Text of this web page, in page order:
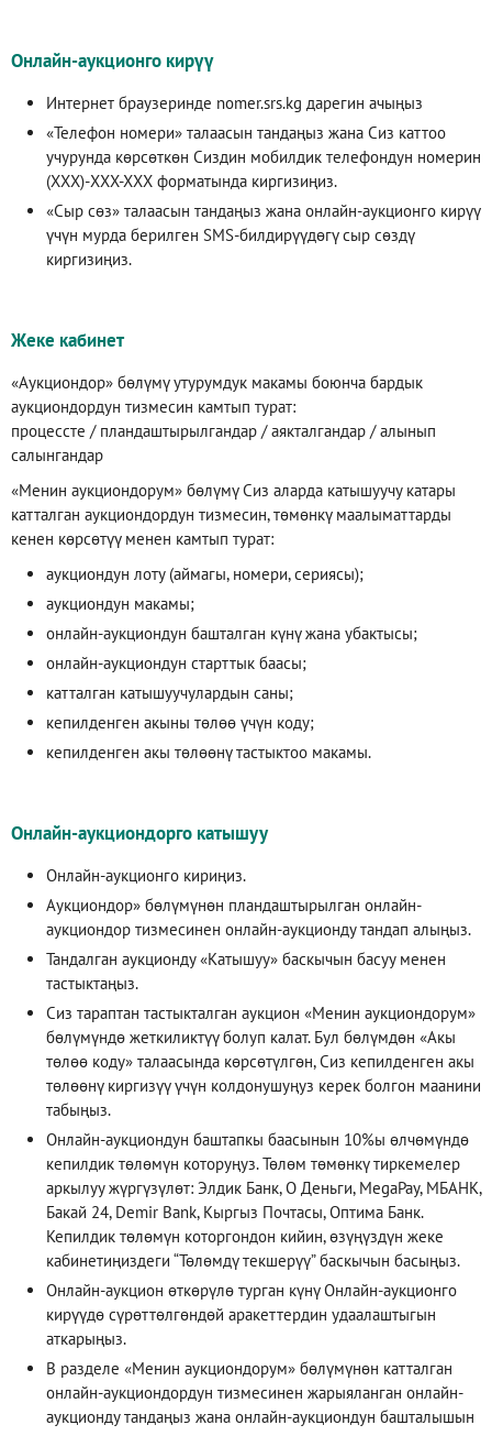
Онлайн-аукционго кирүү
Интернет браузеринде nomer.srs.kg дарегин ачыңыз
«Телефон номери» талаасын тандаңыз жана Сиз каттоо
учурунда көрсөткөн Сиздин мобилдик телефондун номерин
(XXX)-XXX-XXX форматында киргизиңиз.
«Сыр сөз» талаасын тандаңыз жана онлайн-аукционго кирүү
үчүн мурда берилген SMS-билдирүүдөгү сыр сөздү
киргизиңиз.
Жеке кабинет
«Аукциондор» бөлүмү утурумдук макамы боюнча бардык
аукциондордун тизмесин камтып турат:
процессте / пландаштырылгандар / аякталгандар / алынып
салынгандар
«Менин аукциондорум» бөлүмү Сиз аларда катышуучу катары
катталган аукциондордун тизмесин, төмөнкү маалыматтарды
кенен көрсөтүү менен камтып турат:
аукциондун лоту (аймагы, номери, сериясы);
аукциондун макамы;
онлайн-аукциондун башталган күнү жана убактысы;
онлайн-аукциондун старттык баасы;
катталган катышуучулардын саны;
кепилденген акыны төлөө үчүн коду;
кепилденген акы төлөөнү тастыктоо макамы.
Онлайн-аукциондорго катышуу
Онлайн-аукционго кириңиз.
Аукциондор» бөлүмүнөн пландаштырылган онлайн-
аукциондор тизмесинен онлайн-аукционду тандап алыңыз.
Тандалган аукционду «Катышуу» баскычын басуу менен
тастыктаңыз.
Сиз тараптан тастыкталган аукцион «Менин аукциондорум»
бөлүмүндө жеткиликтүү болуп калат. Бул бөлүмдөн «Акы
төлөө коду» талаасында көрсөтүлгөн, Сиз кепилденген акы
төлөөнү киргизүү үчүн колдонушуңуз керек болгон маанини
табыңыз.
Онлайн-аукциондун баштапкы баасынын 10%ы өлчөмүндө
кепилдик төлөмүн которуңуз. Төлөм төмөнкү тиркемелер
аркылуу жүргүзүлөт: Элдик Банк, О Деньги, MegaPay, МБАНК,
Бакай 24, Demir Bank, Кыргыз Почтасы, Оптима Банк.
Кепилдик төлөмүн которгондон кийин, өзүңүздүн жеке
кабинетиңиздеги “Төлөмдү текшерүү” баскычын басыңыз.
Онлайн-аукцион өткөрүлө турган күнүОнлайн-аукционго
кирүүдө сүрөттөлгөндөй аракеттердин удаалаштыгын
аткарыңыз.
В разделе «Менин аукциондорум» бөлүмүнөн катталган
онлайн-аукциондордун тизмесинен жарыяланган онлайн-
аукционду тандаңыз жана онлайн-аукциондун башталышын